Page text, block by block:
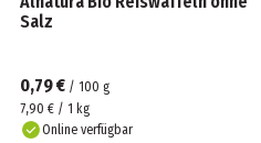
Salz
0,79 € / 100 g
7,90 € / 1 kg
Online verfügbar